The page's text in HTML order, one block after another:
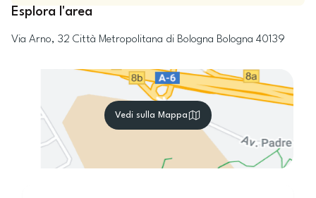
Esplora l'area
Via Arno, 32 Città Metropolitana di Bologna Bologna 40139
Vedi sulla Mappa